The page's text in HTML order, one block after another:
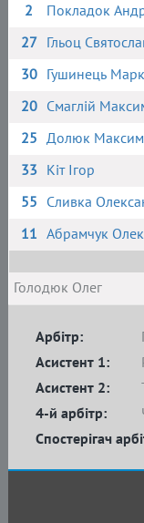
2
Покладок
27 Гльоц
30 Гушинець Марк
20 Смаглій
25 Долюк Максим
33 Кіт Ігор
55 Сливка
11 Абрамчук
Голодюк Олег
Арбітр:
Асистент 1:
Асистент 2:
4-й арбітр:
Спостерігач